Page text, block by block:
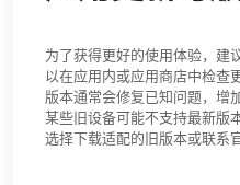
为了获得更好的使用体验，建
以在应用内或应用商店中检查
版本通常会修复已知问题，增
某些旧设备可能不支持最新版
选择下载适配的旧版本或联系